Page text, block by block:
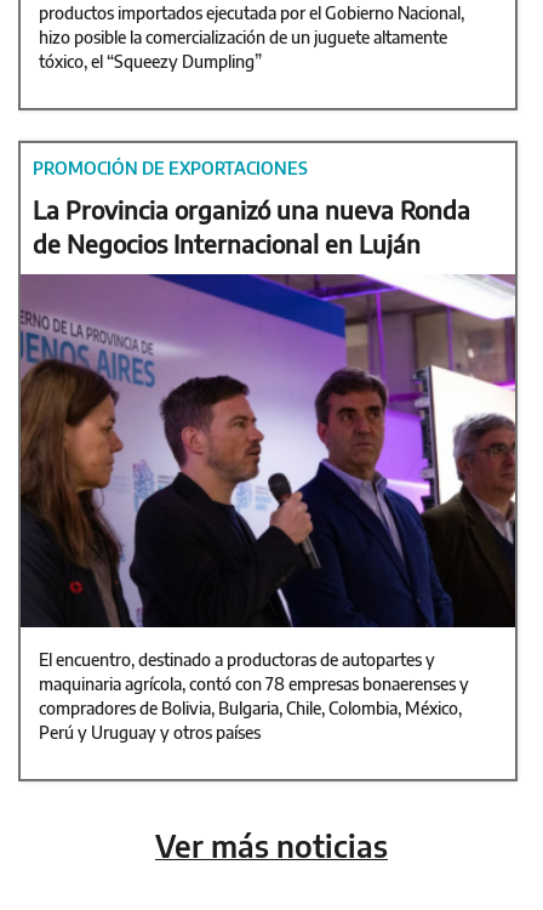
productos importados ejecutada por el Gobierno Nacional,
hizo posible la comercialización de un juguete altamente
tóxico, el “Squeezy Dumpling”
PROMOCIÓN DE EXPORTACIONES
La Provincia organizó una nueva Ronda
de Negocios Internacional en Luján
El encuentro, destinado a productoras de autopartes y
maquinaria agrícola, contó con 78 empresas bonaerenses y
compradores de Bolivia, Bulgaria, Chile, Colombia, México,
Perú y Uruguay y otros países
Ver más noticias